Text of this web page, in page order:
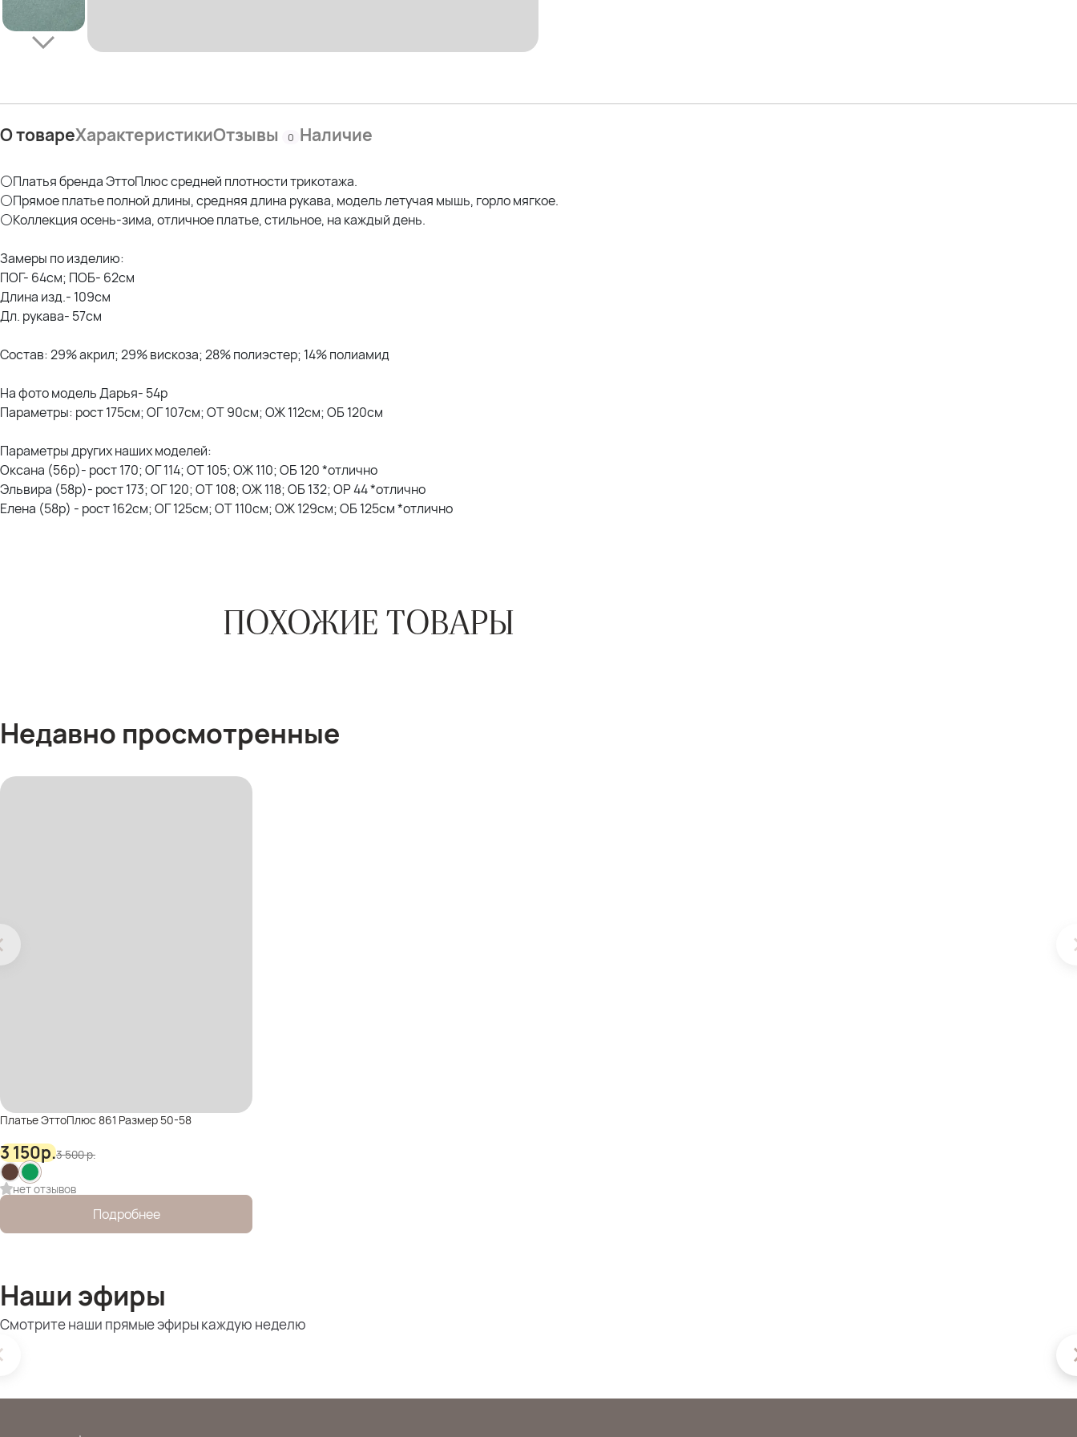
О товареХарактеристикиОтзывы 0 Наличие
⚪Платья бренда ЭттоПлюс средней плотности трикотажа.
⚪Прямое платье полной длины, средняя длина рукава, модель летучая мышь, горло мягкое.
⚪Коллекция осень-зима, отличное платье, стильное, на каждый день.
Замеры по изделию:
ПОГ- 64см; ПОБ- 62см
Длина изд.- 109см
Дл. рукава- 57см
Состав: 29% акрил; 29% вискоза; 28% полиэстер; 14% полиамид
На фото модель Дарья- 54р
Параметры: рост 175см; ОГ 107см; ОТ 90см; ОЖ 112см; ОБ 120см
Параметры других наших моделей:
Оксана (56р)- рост 170; ОГ 114; ОТ 105; ОЖ 110; ОБ 120 *отлично
Эльвира (58р)- рост 173; ОГ 120; ОТ 108; ОЖ 118; ОБ 132; ОР 44 *отлично
Елена (58р) - рост 162см; ОГ 125см; ОТ 110см; ОЖ 129см; ОБ 125см *отлично
ПОХОЖИЕ ТОВАРЫ
Недавно просмотренные
Платье ЭттоПлюс 861 Размер 50-58
3 150р.3 500р.
нет отзывов
Подробнее
Наши эфиры
Смотрите наши прямые эфиры каждую неделю